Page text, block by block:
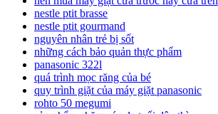
nestle ptit brasse
nestle ptit gourmand
nguyên nhân trẻ bị sốt
những cách bảo quản thực phẩm
panasonic 322l
quá trình mọc răng của bé
quy trình giặt của máy giặt panasonic
rohto 50 megumi